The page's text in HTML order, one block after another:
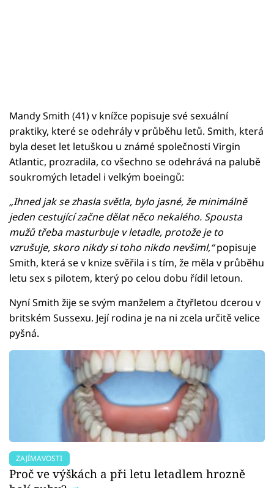
Mandy Smith (41) v knížce popisuje své sexuální
praktiky, které se odehrály v průběhu letů. Smith, která
byla deset let letuškou u známé společnosti Virgin
Atlantic, prozradila, co všechno se odehrává na palubě
soukromých letadel i velkým boeingů:
„Ihned jak se zhasla světla, bylo jasné, že minimálně
jeden cestující začne dělat něco nekalého. Spousta
mužů třeba masturbuje v letadle, protože je to
vzrušuje, skoro nikdy si toho nikdo nevšiml,“popisuje
Smith, která se v knize svěřila i s tím, že měla v průběhu
letu sex s pilotem, který po celou dobu řídil letoun.
Nyní Smith žije se svým manželem a čtyřletou dcerou v
britském Sussexu. Její rodina je na ni zcela určitě velice
pyšná.
ZAJÍMAVOSTI
Proč ve výškách a při letu letadlem hrozně